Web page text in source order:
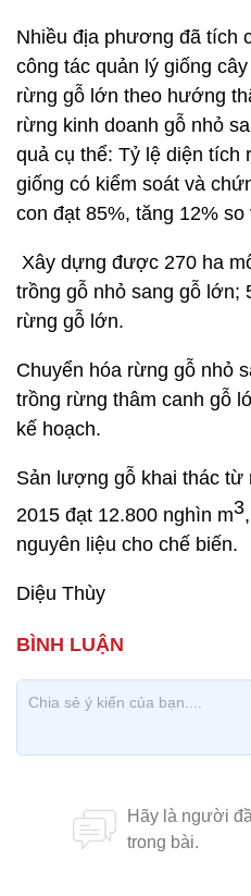
Nhiều địa phương đã tích
công tác quản lý giống
rừng gỗ lớn theo hướng
rừng kinh doanh gỗ nhỏ
quả cụ thể: Tỷ lệ diện tích
giống có kiểm soát và
con đạt 85%, tăng 12%
Xây dựng được 270 ha
trồng gỗ nhỏ sang gỗ lớn;
rừng gỗ lớn.
Chuyển hóa rừng gỗ nhỏ
trồng rừng thâm canh gỗ
kế hoạch.
Sản lượng gỗ khai thác từ
2015 đạt 12.800 nghìn m3
nguyên liệu cho chế biến.
Diệu Thùy